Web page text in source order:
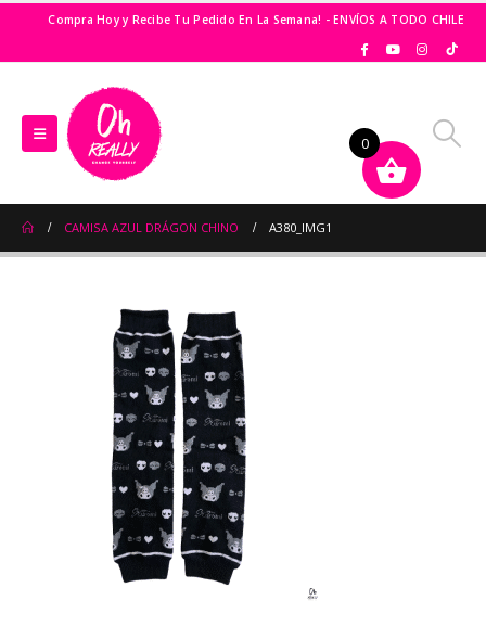
Compra Hoy y Recibe Tu Pedido En La Semana! - ENVÍOS A TODO CHILE
CAMISA AZUL DRÁGON CHINO A380_IMG1
0